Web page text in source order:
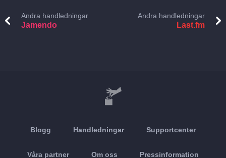
Andra handledningar
Jamendo
Andra handledningar
Last.fm
Blogg Handledningar Supportcenter
Våra partner Om oss Pressinformation